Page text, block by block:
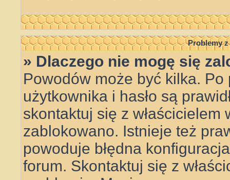
Problemy
» Dlaczego nie mogę się
Powodów może być kilka.
użytkownika i hasło są
skontaktuj się z
zablokowano. Istnieje też
powoduje błędna
forum. Skontaktuj się z